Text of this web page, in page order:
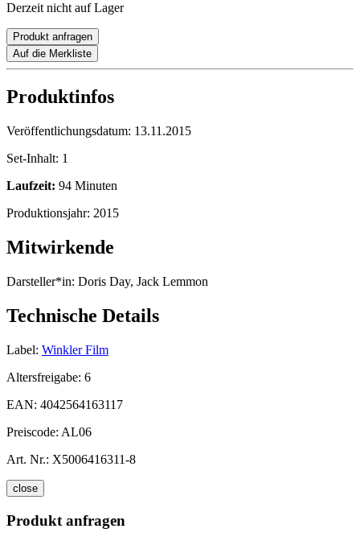
Derzeit nicht auf Lager
Produkt anfragen
Auf die Merkliste
Produktinfos
Veröffentlichungsdatum: 13.11.2015
Set-Inhalt: 1
Laufzeit: 94 Minuten
Produktionsjahr: 2015
Mitwirkende
Darsteller*in: Doris Day, Jack Lemmon
Technische Details
Label: Winkler Film
Altersfreigabe: 6
EAN: 4042564163117
Preiscode: AL06
Art. Nr.: X5006416311-8
close
Produkt anfragen